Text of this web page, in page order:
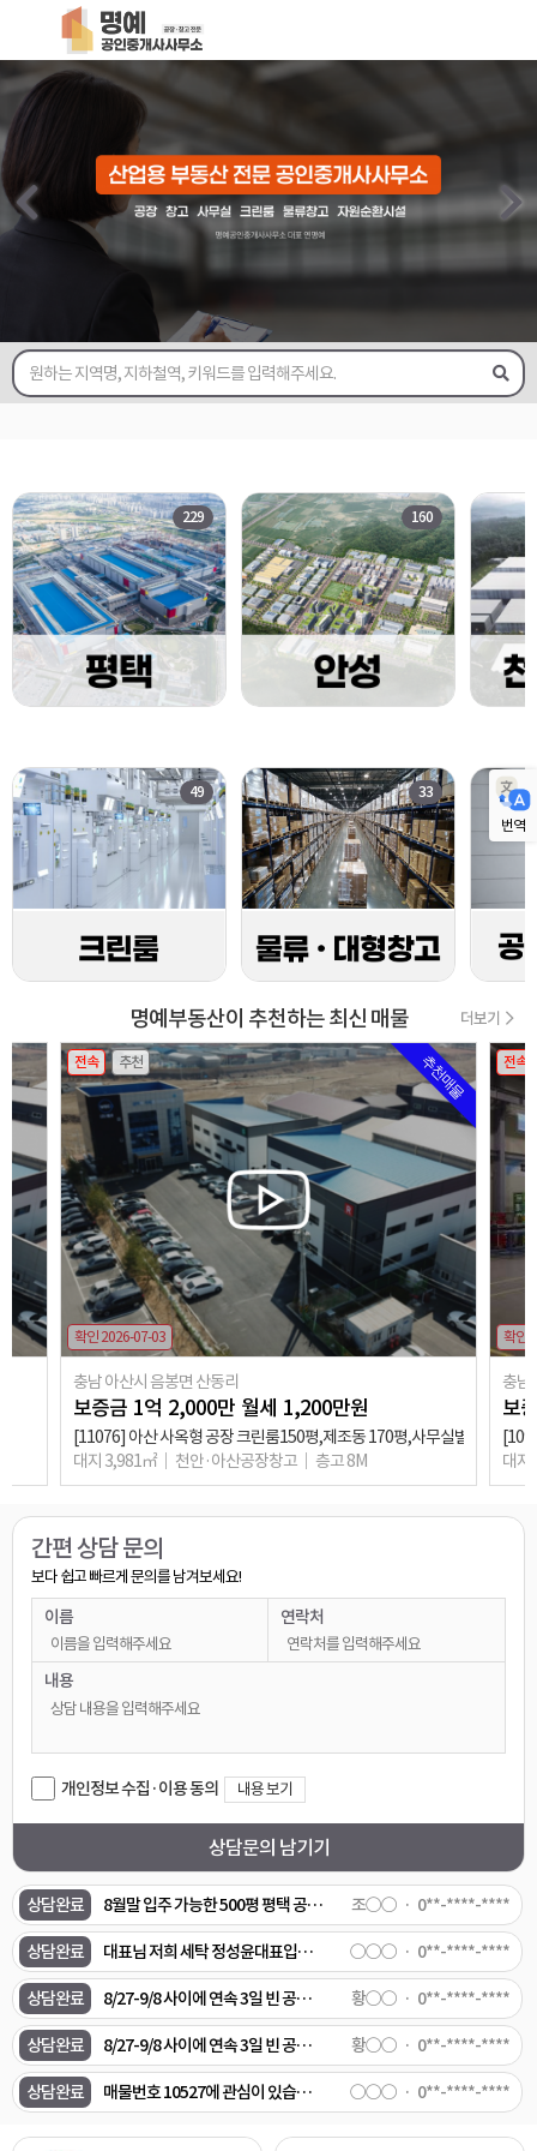
229 160
49 33
명예부동산이 추천하는 최신 매물 더보기
추천매물
전속 추천
확인 2026-07-03
충남 아산시 음봉면 산동리
보증금 1억 2,000만 월세 1,200만원
[11076] 아산 사옥형 공장 크린룸150평,제조동 170평,사무실별도
대지 3,981㎡
천안·아산공장창고 층고 8M
전속
확인
충남
보
대지
간편 상담 문의
보다 쉽고 빠르게 문의를 남겨보세요!
이름 연락처
내용
개인정보 수집·이용 동의 내용 보기
상담문의 남기기
상담완료 애견호텔할껀데 여기는 가능한가요? ○○○ 0**-****-****
상담완료 임대문의드려요
상담완료 삼성전자 유지보수 하는 소규모 업체인데 혹시 공장으로 써도 가능 한지요
상담완료
상담완료 매물번호 10892 아직잇을까요?
대표님 저희 세탁 정성윤대표입니다 이매물 검토해주세요
상담완료 8월말 입주 가능한 500평 평택 공장 추천 부탁 드립니다. 조○○ 0**-****-****
상담완료 대표님 저희 세탁 정성윤대표입니다 이매물 검토해주세요 ○○○ 0**-****-****
상담완료 8/27-9/8 사이에 연속 3일 빈 공장/창고 렌트 문의 - 안성시 - 200~300평 정도 빈 창고 또는 공장 - 에어컨 가능한 곳 - 바로 사용할 수 있을 정도로 어느정도 깨끗한 곳 - 화장실 있는 곳 - 주차 4-5대 정도 가능한 곳 - 기본 조명 있는 곳 트럭 5대 정도 실내에 전시해두고, 소비자분들 방문해서 차량에 대한 의견을 듣는 좌담회를 하려고합니다. 위 조건으로 사용 가능한 빈 창고나 공장이 있을까요? 있다면 임대 가격이 얼마정도 하는지 문의드립니다. 황○○ 0**-****-****
상담완료 8/27-9/8 사이에 연속 3일 빈 공장/창고 렌트 문의 - 안성시 - 에어컨 가능한 곳 - 바로 사용할 수 있을 정도로 어느정도 깨끗한 곳 - 화장실 있는 곳 - 주차 4-5대 정도 가능한 곳 - 기본 조명 있는 곳 컨슈머인사이트입니다. 창고/공장 내부에 트럭 5대 정도 전시해두고, 소비자분들 방문해서 차량에 대한 의견을 듣는 좌담회를 하려고합니다. 위 조건으로 사용 가능한 빈 창고나 공장이 있을까요? 있다면 임대 가격이 얼마정도 하는지 문의드립니다. 황○○ 0**-****-****
상담완료 매물번호 10527에 관심이 있습니다. ○○○ 0**-****-****
상담완료 사무실도있는걸까요? ○○○ 0**-****-****
번역